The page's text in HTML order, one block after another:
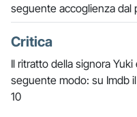
seguente accoglienza dal
Critica
Il ritratto della signora
seguente modo: su Imdb
10